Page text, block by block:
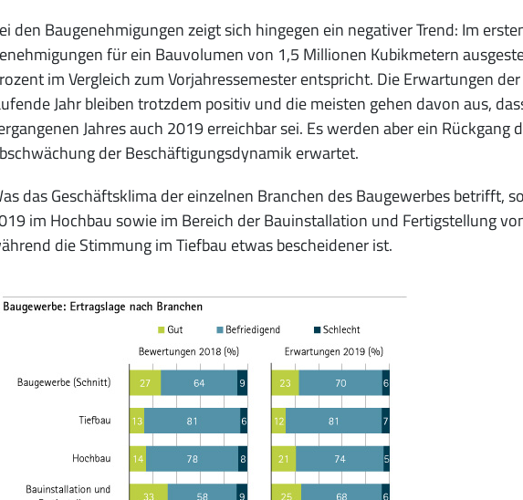
den Baugenehmigungen zeigt sich hingegen ein negativer Trend: Im
für ein Bauvolumen von 1,5 Millionen Kubikmetern
im Vergleich zum Vorjahressemester entspricht. Die Erwartungen
Jahr bleiben trotzdem positiv und die meisten gehen davon aus,
Jahres auch 2019 erreichbar sei. Es werden aber ein
der Beschäftigungsdynamik erwartet.
das Geschäftsklima der einzelnen Branchen des Baugewerbes betrifft,
im Hochbau sowie im Bereich der Bauinstallation und Fertigstellung
die Stimmung im Tiefbau etwas bescheidener ist.